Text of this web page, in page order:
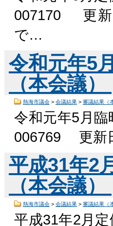
007170 更新
で…
令和元年5
（本会議）
熱海市議会> 会議結果> 審議結果（
令和元年5月
006769 更新
平成31年2
（本会議）
熱海市議会> 会議結果> 審議結果（
平成31年2月